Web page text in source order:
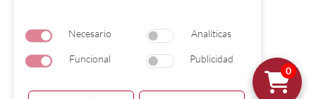
0
Necesario Analíticas
Funcional Publicidad
reservados por Grupo Formación EGS.